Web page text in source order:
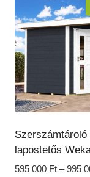
Szerszámtároló
lapostetős
595 000 Ft – 995